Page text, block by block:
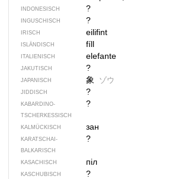
INDONESISCH ?
INGUSCHISCH ?
IRISCH eilifint
ISLÄNDISCH fíll
ITALIENISCH elefante
JAKUTISCH ?
JAPANISCH 象 ゾウ
JIDDISCH ?
KABARDINO-
TSCHERKESSISCH
?
KALMÜCKISCH зан
KARATSCHAI-
BALKARISCH
?
KASACHISCH піл
KASCHUBISCH ?